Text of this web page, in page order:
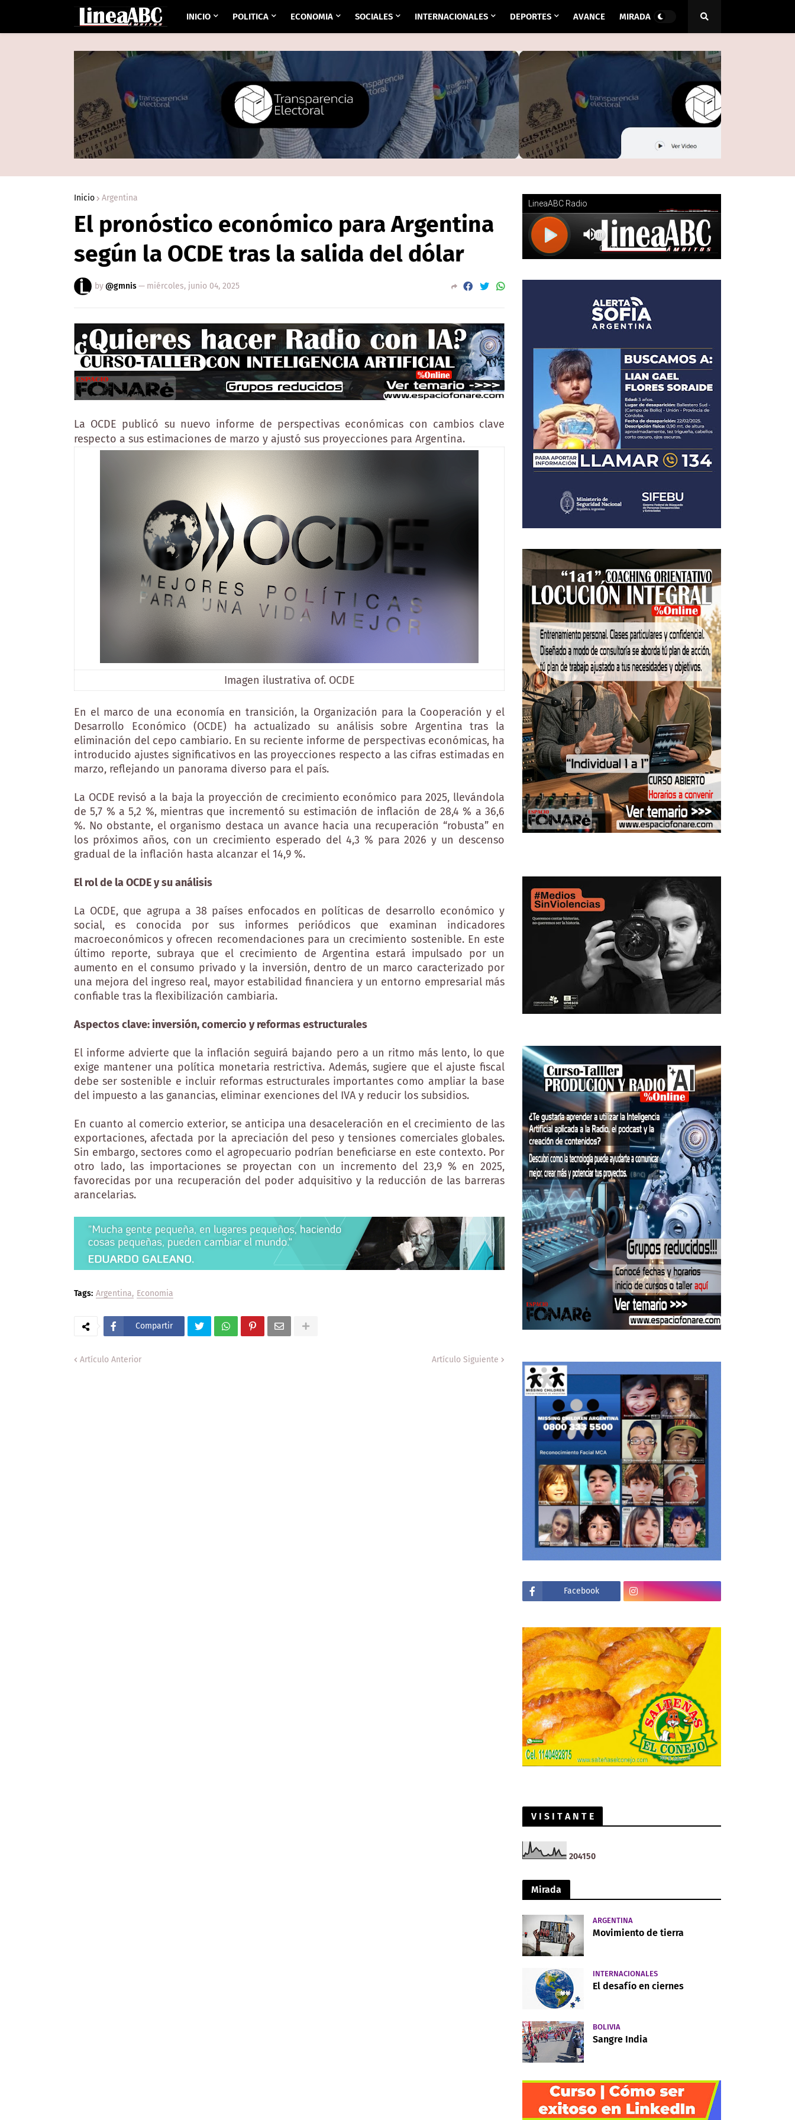
INICIO POLITICA ECONOMIA SOCIALES INTERNACIONALES DEPORTES AVANCE MIRADA
Inicio Argentina
El pronóstico económico para Argentina
según la OCDE tras la salida del dólar
by@gmnis— miércoles, junio 04, 2025
La OCDE publicó su nuevo informe de perspectivas económicas con cambios clave
respecto a sus estimaciones de marzo y ajustó sus proyecciones para Argentina.
Imagen ilustrativa of. OCDE
En el marco de una economía en transición, la Organización para la Cooperación y el
Desarrollo Económico (OCDE) ha actualizado su análisis sobre Argentina tras la
eliminación del cepo cambiario. En su reciente informe de perspectivas económicas, ha
introducido ajustes significativos en las proyecciones respecto a las cifras estimadas en
marzo, reflejando un panorama diverso para el país.
La OCDE revisó a la baja la proyección de crecimiento económico para 2025, llevándola
de 5,7 % a 5,2 %, mientras que incrementó su estimación de inflación de 28,4 % a 36,6
%. No obstante, el organismo destaca un avance hacia una recuperación “robusta” en
los próximos años, con un crecimiento esperado del 4,3 % para 2026 y un descenso
gradual de la inflación hasta alcanzar el 14,9 %.
El rol de la OCDE y su análisis
La OCDE, que agrupa a 38 países enfocados en políticas de desarrollo económico y
social, es conocida por sus informes periódicos que examinan indicadores
macroeconómicos y ofrecen recomendaciones para un crecimiento sostenible. En este
último reporte, subraya que el crecimiento de Argentina estará impulsado por un
aumento en el consumo privado y la inversión, dentro de un marco caracterizado por
una mejora del ingreso real, mayor estabilidad financiera y un entorno empresarial más
confiable tras la flexibilización cambiaria.
Aspectos clave: inversión, comercio y reformas estructurales
El informe advierte que la inflación seguirá bajando pero a un ritmo más lento, lo que
exige mantener una política monetaria restrictiva. Además, sugiere que el ajuste fiscal
debe ser sostenible e incluir reformas estructurales importantes como ampliar la base
del impuesto a las ganancias, eliminar exenciones del IVA y reducir los subsidios.
En cuanto al comercio exterior, se anticipa una desaceleración en el crecimiento de las
exportaciones, afectada por la apreciación del peso y tensiones comerciales globales.
Sin embargo, sectores como el agropecuario podrían beneficiarse en este contexto. Por
otro lado, las importaciones se proyectan con un incremento del 23,9 % en 2025,
favorecidas por una recuperación del poder adquisitivo y la reducción de las barreras
arancelarias.
Tags: Argentina Economia
Compartir
Artículo Anterior Artículo Siguiente
Facebook
V I S I T A N T E
204150
Mirada
ARGENTINA
Movimiento de tierra
INTERNACIONALES
El desafío en ciernes
BOLIVIA
Sangre India